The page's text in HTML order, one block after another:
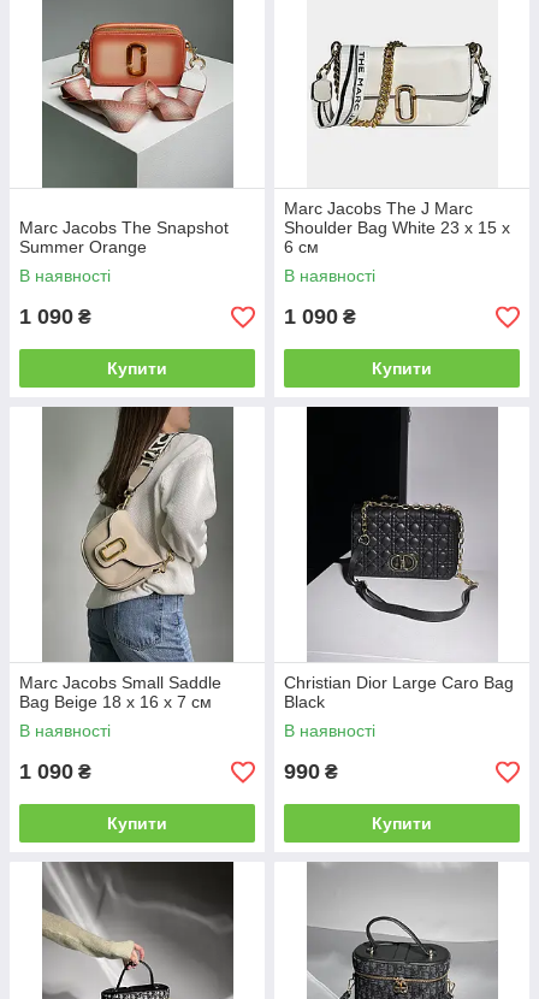
Marc Jacobs The Snapshot
Summer Orange
В наявності
1 090 ₴
Купити
Marc Jacobs The J Marc
Shoulder Bag White 23 х 15 х
6 см
В наявності
1 090 ₴
Купити
Marc Jacobs Small Saddle
Bag Beige 18 х 16 х 7 см
В наявності
1 090 ₴
Купити
Christian Dior Large Caro Bag
Black
В наявності
990 ₴
Купити